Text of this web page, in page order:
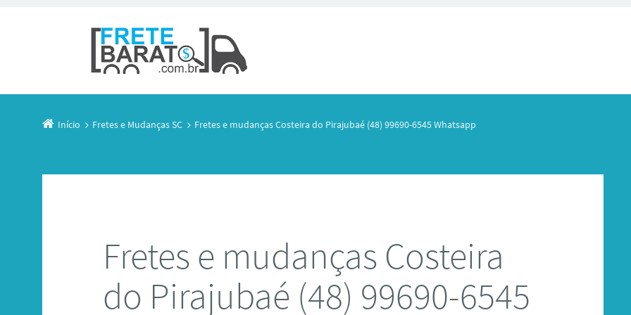
Início Fretes e Mudanças SC Fretes e mudanças Costeira do Pirajubaé (48) 99690-6545 Whatsapp
Fretes e mudanças Costeira
do Pirajubaé (48) 99690-6545